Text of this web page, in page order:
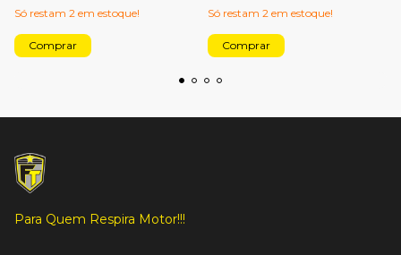
Só restam 2 em estoque!
Só restam 2 em estoque!
Para Quem Respira Motor!!!